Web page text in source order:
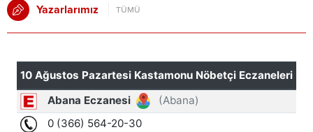
Yazarlarımız TÜMÜ